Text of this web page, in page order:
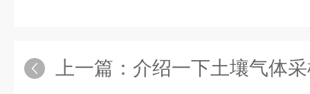
上一篇： 介绍一下土壤气体